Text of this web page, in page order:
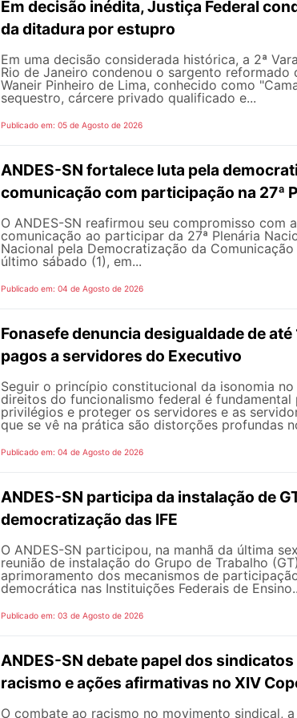
Em decisão inédita, Justiça Federal
da ditadura por estupro
Em uma decisão considerada histórica, a 2ª
Rio de Janeiro condenou o sargento reformado
Waneir Pinheiro de Lima, conhecido como
sequestro, cárcere privado qualificado e...
Publicado em: 05 de Agosto de 2026
ANDES-SN fortalece luta pela
comunicação com participação na 27ª
O ANDES-SN reafirmou seu compromisso com
comunicação ao participar da 27ª Plenária
Nacional pela Democratização da
último sábado (1), em...
Publicado em: 04 de Agosto de 2026
Fonasefe denuncia desigualdade de até
pagos a servidores do Executivo
Seguir o princípio constitucional da isonomia
direitos do funcionalismo federal é fundamental
privilégios e proteger os servidores e as
que se vê na prática são distorções profundas
Publicado em: 04 de Agosto de 2026
ANDES-SN participa da instalação de
democratização das IFE
O ANDES-SN participou, na manhã da última
reunião de instalação do Grupo de Trabalho
aprimoramento dos mecanismos de
democrática nas Instituições Federais de
Publicado em: 03 de Agosto de 2026
ANDES-SN debate papel dos
racismo e ações afirmativas no XIV
O combate ao racismo no movimento sindical,